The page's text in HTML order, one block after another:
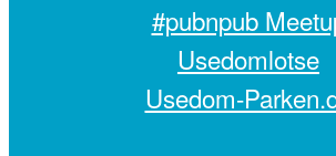
#pubnpub
Usedomlotse
Usedom-